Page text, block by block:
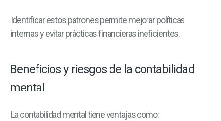
Identificar estos patrones permite mejorar políticas
internas y evitar prácticas financieras ineficientes.
Beneficios y riesgos de la contabilidad
mental
La contabilidad mental tiene ventajas como: